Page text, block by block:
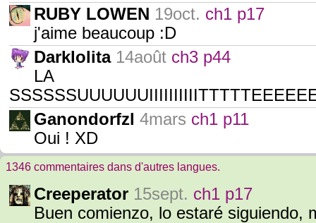
RUBY LOWEN 19oct. ch1 p17
j'aime beaucoup :D
Darklolita 14août ch3 p44
LA
Ganondorfzl 4mars ch1 p11
Oui ! XD
1346 commentaires dans d'autres langues.
Creeperator 15sept. ch1 p17
Buen comienzo, lo estaré siguiendo,